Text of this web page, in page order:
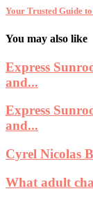
Your Trusted Guide
You may also like
Express
and...
Express
and...
Cyrel Nicolas
What adult